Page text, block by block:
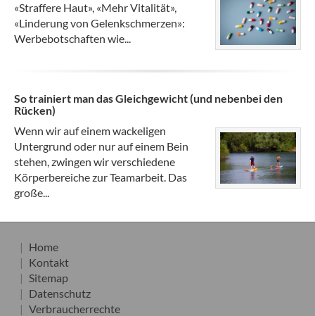
«Straffere Haut», «Mehr Vitalität»,
«Linderung von Gelenkschmerzen»:
Werbebotschaften wie...
So trainiert man das Gleichgewicht (und nebenbei den
Rücken)
Wenn wir auf einem wackeligen
Untergrund oder nur auf einem Bein
stehen, zwingen wir verschiedene
Körperbereiche zur Teamarbeit. Das
große...
Home
Kontakt
Sitemap
Datenschutz
Verbraucherrechte